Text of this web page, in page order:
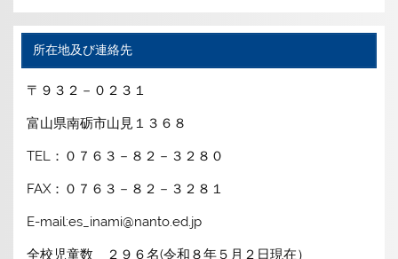
所在地及び連絡先
〒９３２－０２３１
富山県南砺市山見１３６８
TEL：０７６３－８２－３２８０
FAX：０７６３－８２－３２８１
E-mail:es_inami@nanto.ed.jp
全校児童数 ２９６名(令和８年５月２日現在）